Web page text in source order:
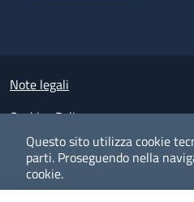
Questo sito utilizza cookie
parti. Proseguendo nella
cookie.
Small prints
Note legali
Cookies Policy
Policy privacy e protezione del
Albo pretorio on-line